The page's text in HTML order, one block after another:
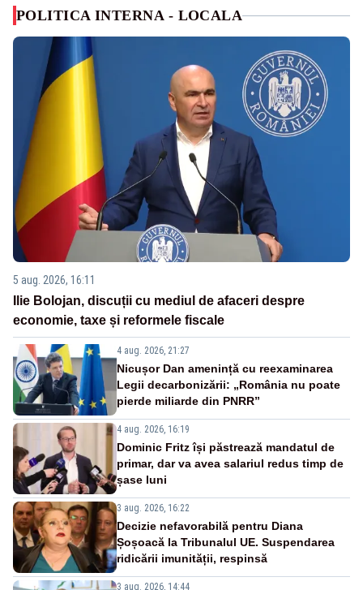
POLITICA INTERNA - LOCALA
5 aug. 2026, 16:11
Ilie Bolojan, discuții cu mediul de afaceri despre
economie, taxe și reformele fiscale
4 aug. 2026, 21:27
Nicușor Dan amenință cu reexaminarea
Legii decarbonizării: „România nu poate
pierde miliarde din PNRR”
4 aug. 2026, 16:19
Dominic Fritz își păstrează mandatul de
primar, dar va avea salariul redus timp de
șase luni
3 aug. 2026, 16:22
Decizie nefavorabilă pentru Diana
Șoșoacă la Tribunalul UE. Suspendarea
ridicării imunității, respinsă
3 aug. 2026, 14:44